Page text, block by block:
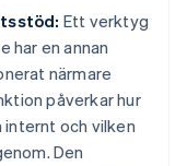
Ett verktyg
har en annan
närmare
påverkar hur
och vilken
Den